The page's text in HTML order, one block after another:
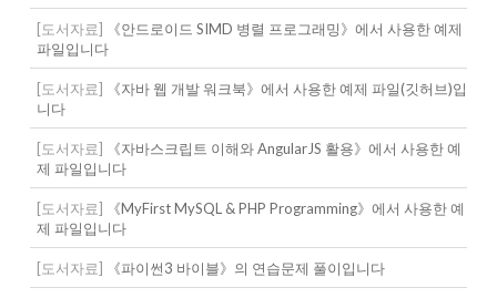
[도서자료]
《안드로이드 SIMD 병렬 프로그래밍》에서 사용한 예제
파일입니다
[도서자료]
《자바 웹 개발 워크북》에서 사용한 예제 파일(깃허브)입
니다
[도서자료]
《자바스크립트 이해와 AngularJS 활용》에서 사용한 예
제 파일입니다
[도서자료]
《MyFirst MySQL & PHP Programming》에서 사용한 예
제 파일입니다
[도서자료] 《파이썬3 바이블》의 연습문제 풀이입니다